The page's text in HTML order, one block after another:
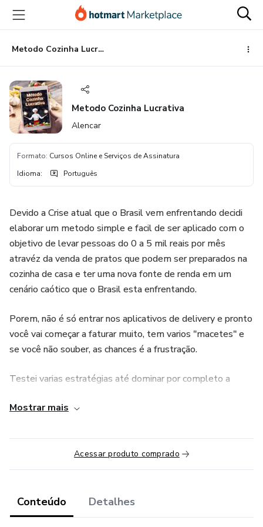
para
conteúdo
principal
para
pagamento
para
rodapé
Metodo Cozinha Lucrativa
Metodo Cozinha Lucrativa
Alencar
Formato: Cursos Online e Serviços de Assinatura
Idioma: Português
Devido a Crise atual que o Brasil vem enfrentando decidi
elaborar um metodo simple e facil de ser aplicado com o
objetivo de levar pessoas do 0 a 5 mil reais por mês
atravéz da venda de pratos que podem ser preparados na
cozinha de casa e ter uma nova fonte de renda em um
cenário caótico que o Brasil esta enfrentando.
Porem, não é só entrar nos aplicativos de delivery e pronto
você vai começar a faturar muito, tem varios "macetes" e
se você não souber, as chances é a frustração.
Testei varias estratégias até dominar por completo a
WhatsApp, Instagram e Facebook. Depois de tantos erros
restaurantes a fazerem o mesmo, e o resultado disso?
Varios restaurantes Abrindo em meia crise e varios outros
melhorando suas vendas.
Foi então onde nasceu O Metodo Cozinha Lucrativa. Um
treinamento em formato de E-book com o método
Mostrar mais
Acessar produto comprado
Conteúdo Detalhes